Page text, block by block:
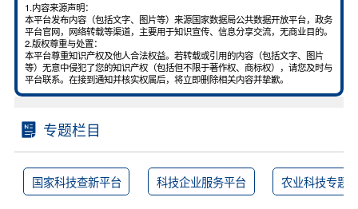
1.内容来源声明：
本平台发布内容（包括文字、图片等）来源国家数据局公共数据开放平台，政务
平台官网，网络转载等渠道，主要用于知识宣传、信息分享交流，无商业目的。
2.版权尊重与处置：
本平台尊重知识产权及他人合法权益。若转载或引用的内容（包括文字、图片
等）无意中侵犯了您的知识产权（包括但不限于著作权、商标权），请您及时与
平台联系。在接到通知并核实权属后，将立即删除相关内容并挚歉。
专题栏目
国家科技查新平台 科技企业服务平台 农业科技专题